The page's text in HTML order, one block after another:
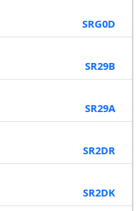
SRG0D
SR29B
SR29A
SR2DR
SR2DK